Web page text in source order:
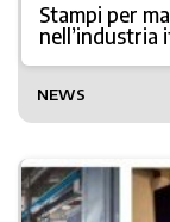
Stampi per
nell’industria
NEWS